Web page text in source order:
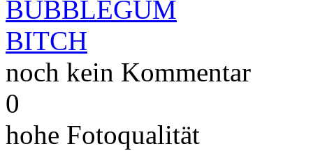
noch kein Kommentar
0
hohe Fotoqualität